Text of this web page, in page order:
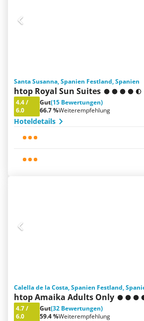
Santa Susanna, Spanien Festland, Spanien
htop Royal Sun Suites
4.4/
6.0
Gut(15 Bewertungen)
66.7 %Weiterempfehlung
Hoteldetails
Calella de la Costa, Spanien Festland,
htop Amaika Adults Only
4.7/
6.0
Gut(32 Bewertungen)
59.4 %Weiterempfehlung